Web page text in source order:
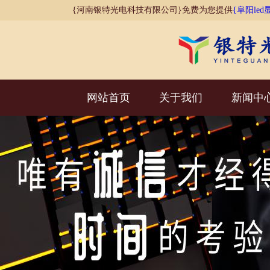
{河南银特光电科技有限公司}免费为您提供{阜阳led
网站首页 关于我们 新闻中